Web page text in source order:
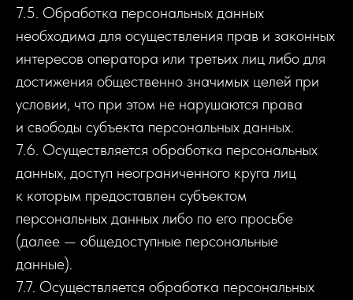
7.5. Обработка персональных данных
необходима для осуществления прав и законных
интересов оператора или третьих лиц либо для
достижения общественно значимых целей при
условии, что при этом не нарушаются права
и свободы субъекта персональных данных.
7.6. Осуществляется обработка персональных
данных, доступ неограниченного круга лиц
к которым предоставлен субъектом
персональных данных либо по его просьбе
(далее — общедоступные персональные
данные).
7.7. Осуществляется обработка персональных